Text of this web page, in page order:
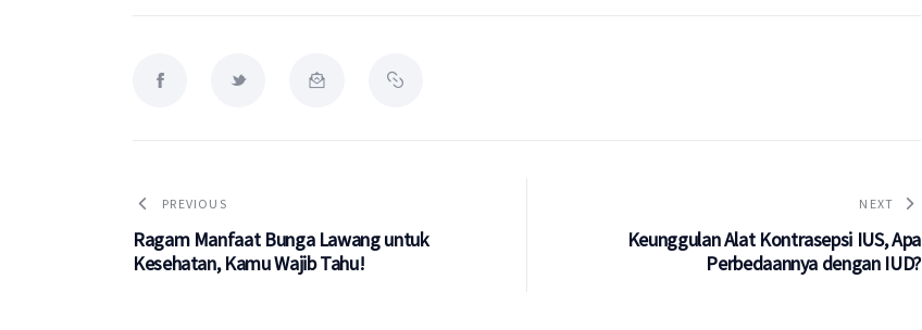
PREVIOUS
Ragam Manfaat Bunga Lawang untuk
Kesehatan, Kamu Wajib Tahu!
NEXT
Keunggulan Alat Kontrasepsi IUS, Apa
Perbedaannya dengan IUD?